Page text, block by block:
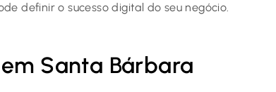
definir o sucesso digital do seu negócio.
Santa Bárbara